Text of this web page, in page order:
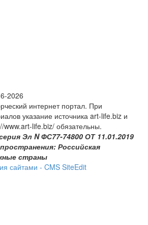
2026
интернет портал. При
указание источника art-life.biz и
www.art-life.biz/ обязательны.
Эл N ФС77-74800 ОТ 11.01.2019
Российская
страны
сайтами - CMS SiteEdit